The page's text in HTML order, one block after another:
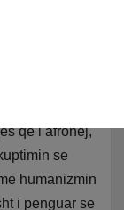
e shihte si
të së
sëmundjes ai
që i afrohej,
se
humanizmin
i penguar se